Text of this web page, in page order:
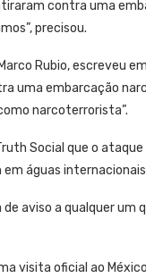
contra uma
precisou.
Rubio, escreveu
uma embarcação
narcoterrorista”.
Social que o
em águas
aviso a qualquer um
visita oficial ao